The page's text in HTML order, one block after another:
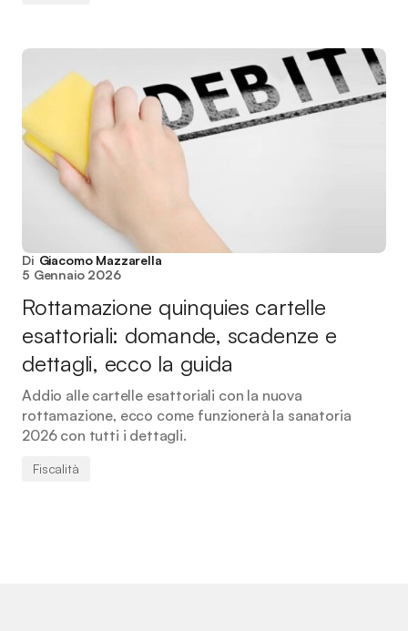
Di Giacomo Mazzarella
5 Gennaio 2026
Rottamazione quinquies cartelle
esattoriali: domande, scadenze e
dettagli, ecco la guida
Addio alle cartelle esattoriali con la nuova
rottamazione, ecco come funzionerà la sanatoria
2026 con tutti i dettagli.
Fiscalità